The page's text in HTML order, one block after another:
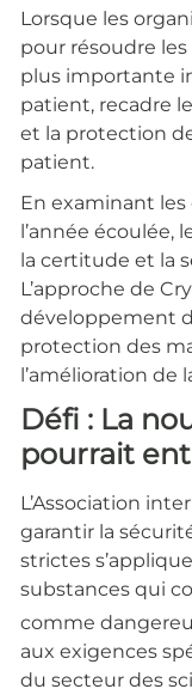
Lorsque les
pour résoudre
plus importante
patient, recadre
et la protection
patient.
En examinant les
l’année
la certitude et la
L’approche de
développement
protection des
l’amélioration
Défi : La
pourrait
L’Association
garantir la
strictes
substances qui
comme
aux exigences
du secteur des